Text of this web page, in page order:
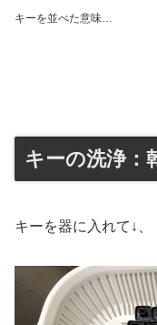
キーを並べた意味…
キーの洗浄：
キーを器に入れて↓、